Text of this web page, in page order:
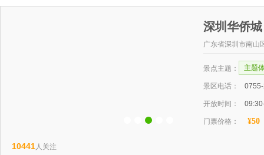
10441人关注
深圳华侨
广东省深圳市南山
景点主题： 主题
景区电话：
开放时间：
门票价格： ¥50